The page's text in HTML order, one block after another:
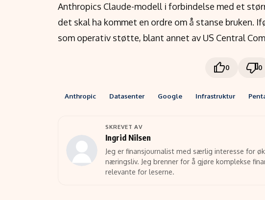
Anthropics Claude-modell i forbindelse med et
det skal ha kommet en ordre om å stanse bruken.
som operativ støtte, blant annet av US Central
0 0
Anthropic Datasenter Google Infrastruktur
SKREVET AV
Ingrid Nilsen
Jeg er finansjournalist med særlig interesse for
næringsliv. Jeg brenner for å gjøre komplekse
relevante for leserne.